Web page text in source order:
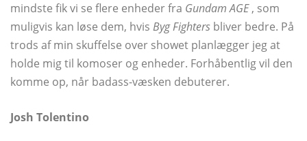
mindste fik vi se flere enheder fra Gundam AGE, som
muligvis kan løse dem, hvis Byg Fighters bliver bedre. På
trods af min skuffelse over showet planlægger jeg at
holde mig til komoser og enheder. Forhåbentlig vil den
komme op, når badass-væsken debuterer.
Josh Tolentino